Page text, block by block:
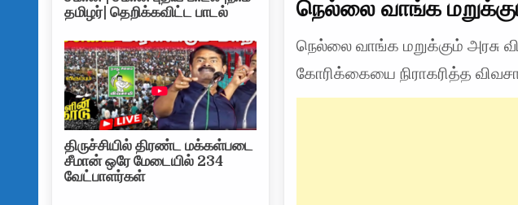
நெல்லை வாங்க
நெல்லை வாங்க மறுக்கும் அரசு
கோரிக்கையை நிராகரித்த
தமிழர்| தெறிக்கவிட்ட பாடல்
திருச்சியில் திரண்ட மக்கள்படை
சீமான் ஒரே மேடையில் 234
வேட்பாளர்கள்